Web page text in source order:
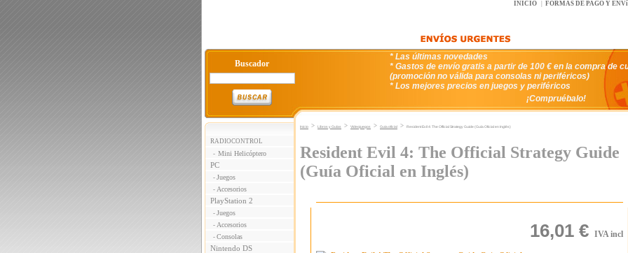
INICIO FORMAS DE PAGO Y
Buscador
* Las últimas novedades
* Gastos de envío gratis a partir de 100 € en la compra de
(promoción no válida para consolas ni periféricos)
* Los mejores precios en juegos y periféricos
¡Compruébalo!
RADIOCONTROL
- Mini Helicóptero
PC
- Juegos
- Accesorios
PlayStation 2
- Juegos
- Accesorios
- Consolas
Nintendo DS
Inicio > Libros y Guías > Videojuegos > Guia oficial > Resident Evil 4: The Official Strategy Guide (Guía Oficial en Inglés)
Resident Evil 4: The Official Strategy Guide
(Guía Oficial en Inglés)
16,01 € IVA incl